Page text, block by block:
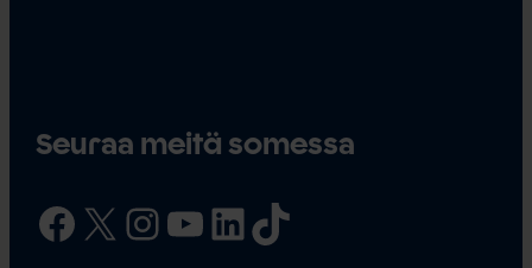
Seuraa meitä somessa
Facebook X InstagramYouTube LinkedIn TikTok